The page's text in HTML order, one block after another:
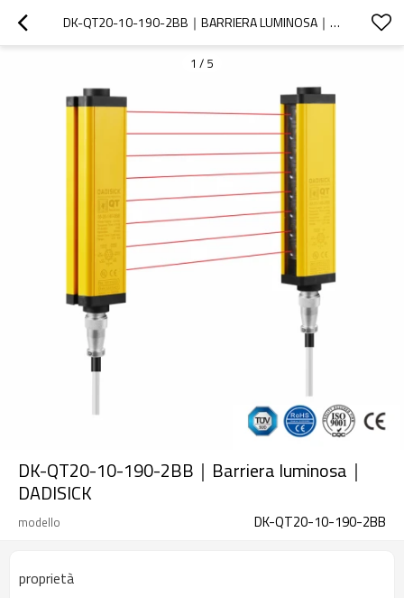
DK-QT20-10-190-2BB｜BARRIERA LUMINOSA｜DADISICK
1 / 5
DK-QT20-10-190-2BB｜Barriera luminosa｜
DADISICK
modello DK-QT20-10-190-2BB
proprietà